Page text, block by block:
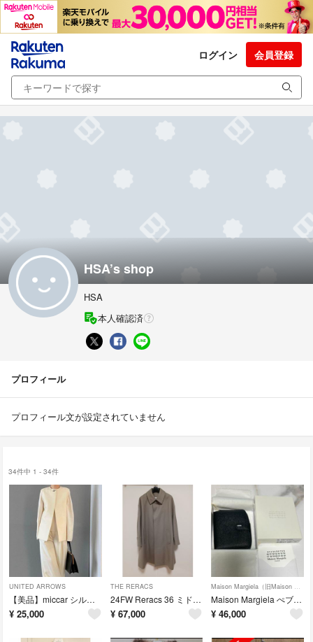
ログイン 会員登録
HSA’s shop
HSA
本人確認済
プロフィール
プロフィール文が設定されていません
34件中 1 - 34件
UNITED ARROWS
【美品】miccar シルクウール ベスト ジレ ホワイト
¥ 25,000
THE RERACS
24FW Reracs 36 ミドルバルカラーコート
¥ 67,000
Maison Margiela（旧Maison Martin Margiela）
Maison Margiela ぺブル加工レザー折りたたみ財布
¥ 46,000